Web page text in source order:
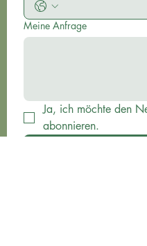
Meine Anfrage
Ja, ich möchte den
abonnieren.